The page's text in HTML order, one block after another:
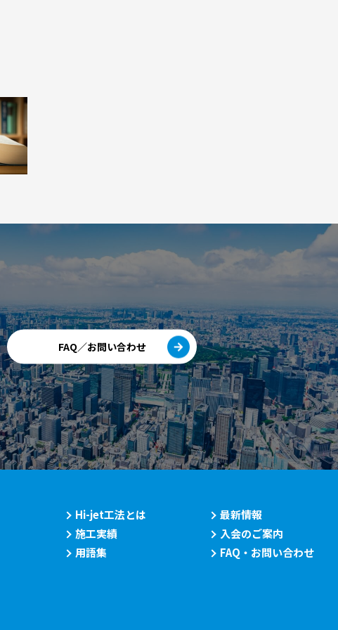
FAQ／お問い合わせ
Hi-jet工法とは
施工実績
用語集
最新情報
入会のご案内
FAQ・お問い合わせ